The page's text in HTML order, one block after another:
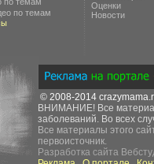
по темам
Оценки
Новости
© 2008-2014
ВНИМАНИЕ! Все
заболеваний. Во всех
Все материалы этого
первоисточник.
Разработка сайта